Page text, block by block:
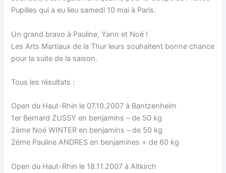
Pupilles qui a eu lieu samedi 10 mai à Paris.
Un grand bravo à Pauline, Yann et Noé !
Les Arts Martiaux de la Thur leurs souhaitent bonne chance
pour la suite de la saison.
Tous les résultats :
Open du Haut-Rhin le 07.10.2007 à Bantzenheim
1er Bernard ZUSSY en benjamins – de 50 kg
2ème Noé WINTER en benjamins – de 50 kg
2ème Pauline ANDRES en benjamines + de 60 kg
Open du Haut-Rhin le 18.11.2007 à Altkirch